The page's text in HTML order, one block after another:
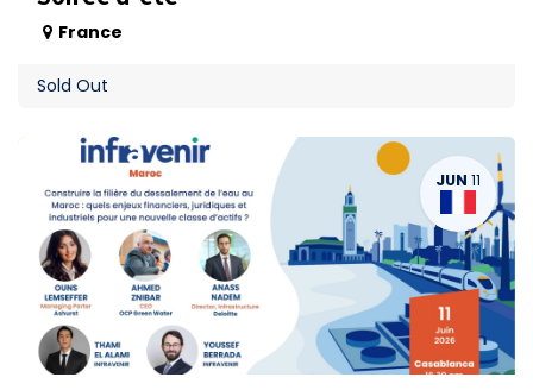
France
Sold Out
JUN 11